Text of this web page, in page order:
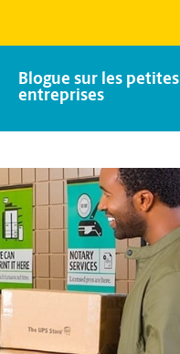
Blogue sur les petites
entreprises